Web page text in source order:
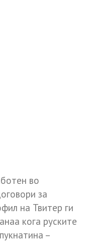
во
за
на Твитер ги
кога руските
–